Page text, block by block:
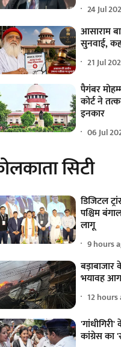
24 Jul
आसाराम
सुनवाई,
21 Jul
पैगंबर
कोर्ट ने
इनकार
06 Jul
सिटी
डिजिटल
पश्चिम
लागू
9 hours
बड़ाबाजार
भयावह
12 hours
कांग्रेस का